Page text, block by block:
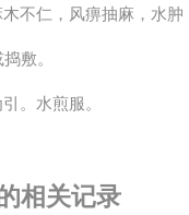
不仁，风痹抽麻，水肿
敷。
。水煎服。
相关记录